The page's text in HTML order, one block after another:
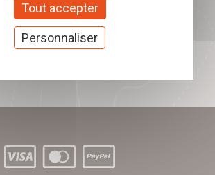
Offrez nos chèques
cadeaux
Tout accepter
Personnaliser